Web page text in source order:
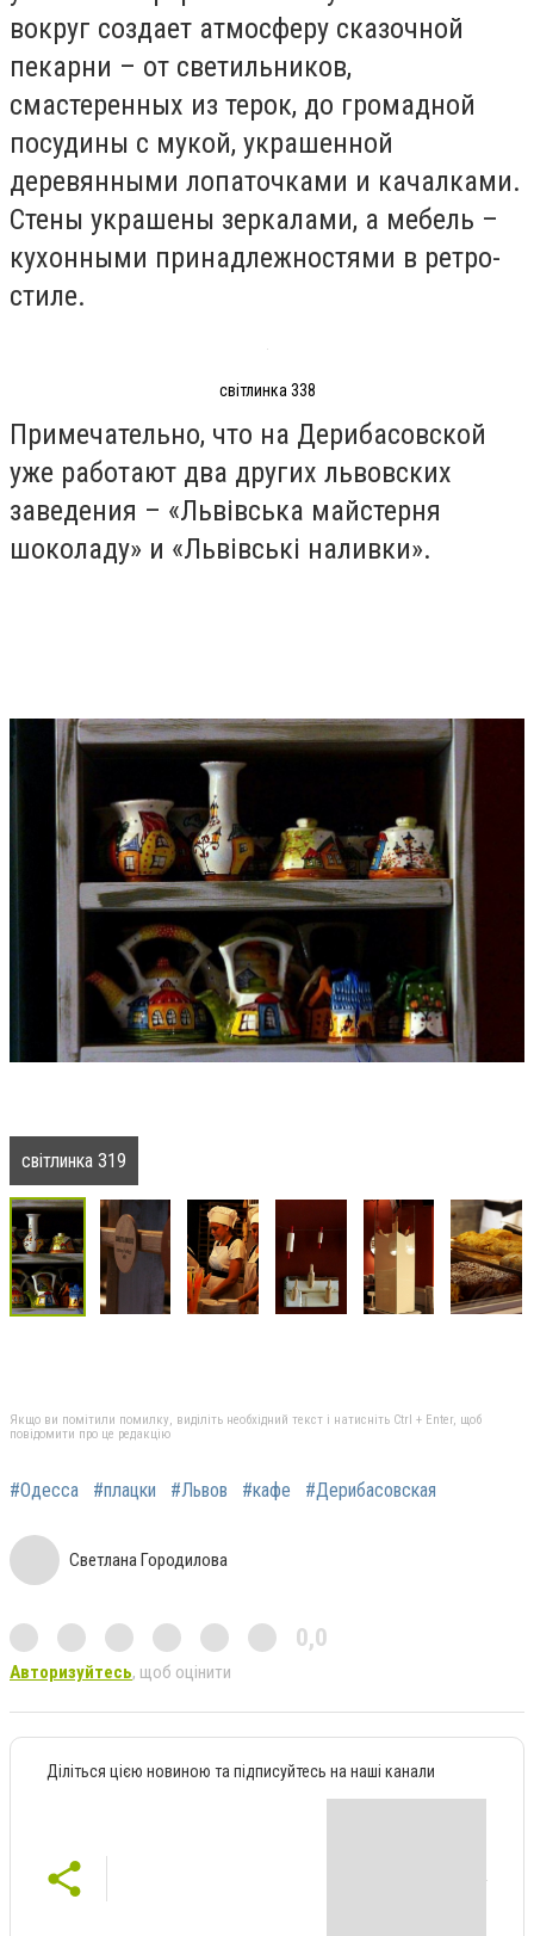
вокруг создает атмосферу сказочной
пекарни – от светильников,
смастеренных из терок, до громадной
посудины с мукой, украшенной
деревянными лопаточками и качалками.
Стены украшены зеркалами, а мебель –
кухонными принадлежностями в ретро-
стиле.
світлинка 338
Примечательно, что на Дерибасовской
уже работают два других львовских
заведения – «Львівська майстерня
шоколаду» и «Львівські наливки».
світлинка 319
Якщо ви помітили помилку, виділіть необхідний текст і натисніть Ctrl + Enter, щоб
повідомити про це редакцію
#Одесса #плацки #Львов #кафе #Дерибасовская
Светлана Городилова
0,0
Авторизуйтесь, щоб оцінити
Діліться цією новиною та підписуйтесь на наші канали